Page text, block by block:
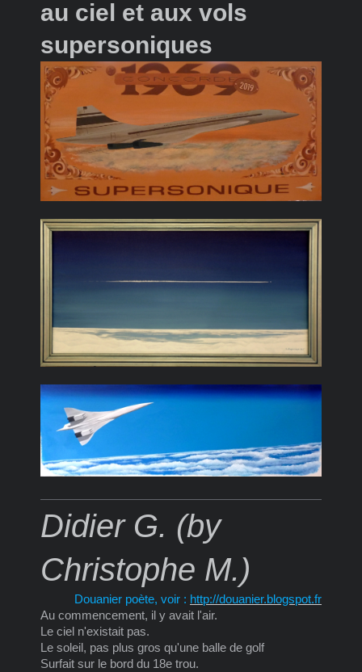
au ciel et aux vols
supersoniques
Didier G. (by
Christophe M.)
Douanier poète, voir : http://douanier.blogspot.fr
Au commencement, il y avait l'air.
Le ciel n'existait pas.
Le soleil, pas plus gros qu'une balle de golf
Surfait sur le bord du 18e trou.